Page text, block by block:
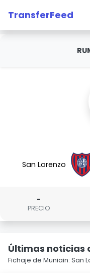
TransferFeed
San Lorenzo
-
PRECIO
Últimas noticias
Fichaje de Muniain: San